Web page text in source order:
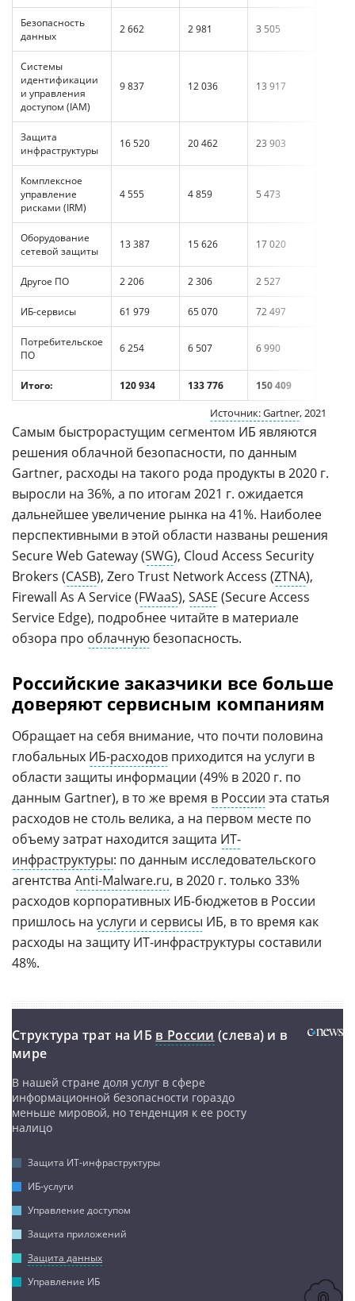
Безопасность
данных
2 662 2 981 3 505
Системы
идентификации
и управления
доступом (IAM)
9 837 12 036 13 917
Защита
инфраструктуры
16 520 20 462 23 903
Комплексное
управление
рисками (IRM)
4 555 4 859 5 473
Оборудование
сетевой защиты
13 387 15 626 17 020
Другое ПО 2 206 2 306 2 527
ИБ-сервисы 61 979 65 070 72 497
Потребительское
ПО
6 254 6 507 6 990
Итого: 120 934 133 776 150 409
Источник: Gartner, 2021
Cамым быстрорастущим сегментом ИБ являются
решения облачной безопасности, по данным
Gartner, расходы на такого рода продукты в 2020 г.
выросли на 36%, а по итогам 2021 г. ожидается
дальнейшее увеличение рынка на 41%. Наиболее
перспективными в этой области названы решения
Secure Web Gateway (SWG), Cloud Access Security
Brokers (CASB), Zero Trust Network Access (ZTNA),
Firewall As A Service (FWaaS), SASE (Secure Access
Service Edge), подробнее читайте в материале
обзора про облачную безопасность.
Российские заказчики все больше
доверяют сервисным компаниям
Обращает на себя внимание, что почти половина
глобальных ИБ-расходов приходится на услуги в
области защиты информации (49% в 2020 г. по
данным Gartner), в то же время в России эта статья
расходов не столь велика, а на первом месте по
объему затрат находится защита ИТ-
инфраструктуры: по данным исследовательского
агентства Anti-Malware.ru, в 2020 г. только 33%
расходов корпоративных ИБ-бюджетов в России
пришлось на услуги и сервисы ИБ, в то время как
расходы на защиту ИТ-инфраструктуры составили
48%.
Структура трат на ИБ в России (слева) и в
мире
В нашей стране доля услуг в сфере
информационной безопасности гораздо
меньше мировой, но тенденция к ее росту
налицо
Защита ИТ-инфраструктуры
ИБ-услуги
Управление доступом
Защита приложений
Защита данных
Управление ИБ